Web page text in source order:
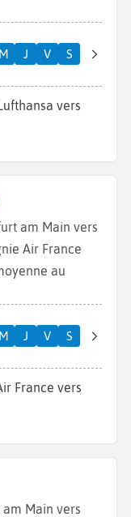
M J V S
am Main vers
Air France
au
M J V S
Main vers